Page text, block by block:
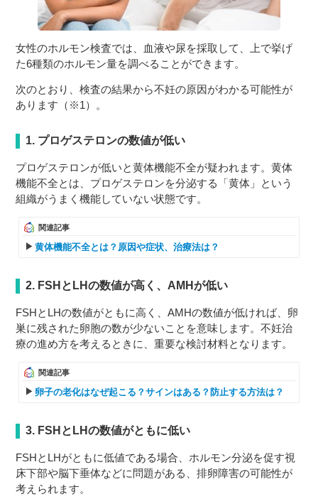
女性のホルモン検査では、血液や尿を採取して、上で挙げ
た6種類のホルモン量を調べることができます。
次のとおり、検査の結果から不妊の原因がわかる可能性が
あります（※1）。
1. プロゲステロンの数値が低い
プロゲステロンが低いと黄体機能不全が疑われます。黄体
機能不全とは、プロゲステロンを分泌する「黄体」という
組織がうまく機能していない状態です。
関連記事
黄体機能不全とは？原因や症状、治療法は？
2. FSHとLHの数値が高く、AMHが低い
FSHとLHの数値がともに高く、AMHの数値が低ければ、卵
巣に残された卵胞の数が少ないことを意味します。不妊治
療の進め方を考えるときに、重要な検討材料となります。
関連記事
卵子の老化はなぜ起こる？サインはある？防止する方法は？
3. FSHとLHの数値がともに低い
FSHとLHがともに低値である場合、ホルモン分泌を促す視
床下部や脳下垂体などに問題がある、排卵障害の可能性が
考えられます。